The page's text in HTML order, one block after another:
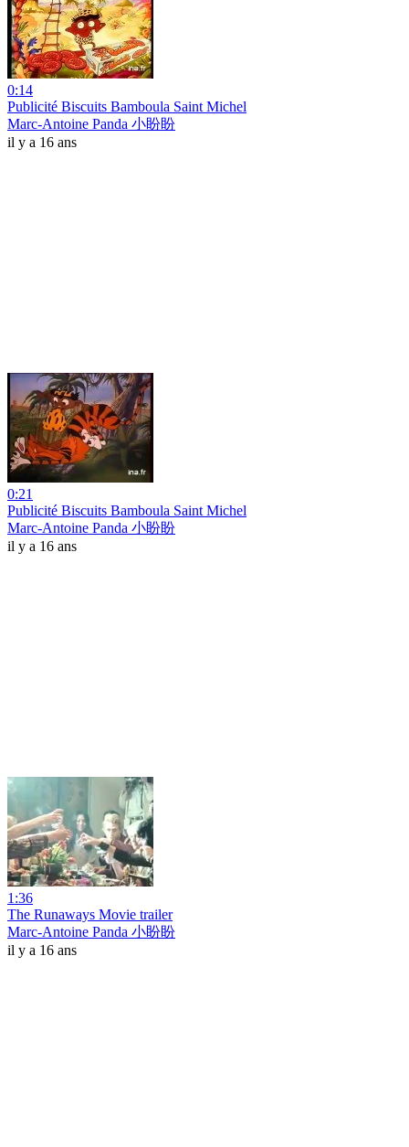
0:14
Publicité Biscuits Bamboula Saint Michel
Marc-Antoine Panda 小盼盼
il y a 16 ans
0:21
Publicité Biscuits Bamboula Saint Michel
Marc-Antoine Panda 小盼盼
il y a 16 ans
1:36
The Runaways Movie trailer
Marc-Antoine Panda 小盼盼
il y a 16 ans